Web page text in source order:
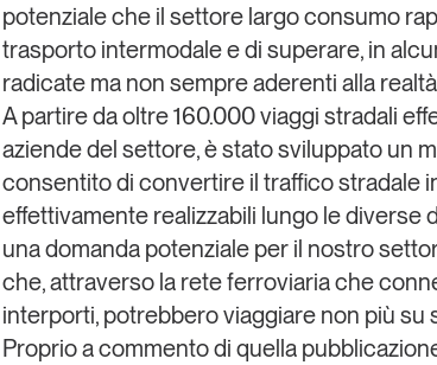
potenziale che il settore largo consumo
trasporto intermodale e di superare, in
radicate ma non sempre aderenti alla
A partire da oltre 160.000 viaggi stradali
aziende del settore, è stato sviluppato un
consentito di convertire il traffico stradale
effettivamente realizzabili lungo le diverse
una domanda potenziale per il nostro
che, attraverso la rete ferroviaria che
interporti, potrebbero viaggiare non più su
Proprio a commento di quella